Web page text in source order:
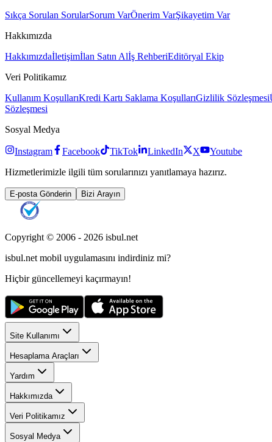
Sıkça Sorulan SorularSorum VarÖnerim VarŞikayetim Var
Hakkımızda
Hakkımızdaİletişimİlan Satın Alİş RehberiEditöryal Ekip
Veri Politikamız
Kullanım KoşullarıKredi Kartı Saklama KoşullarıGizlilik Sözleşmesi
Sözleşmesi
Sosyal Medya
Instagram Facebook TikTok LinkedIn X
Youtube
Hizmetlerimizle ilgili tüm sorularınızı yanıtlamaya hazırız.
E-posta Gönderin Bizi Arayın
Copyright © 2006 - 2026 isbul.net
isbul.net mobil uygulamasını indirdiniz mi?
Hiçbir güncellemeyi kaçırmayın!
Site Kullanımı
Hesaplama Araçları
Yardım
Hakkımızda
Veri Politikamız
Sosyal Medya